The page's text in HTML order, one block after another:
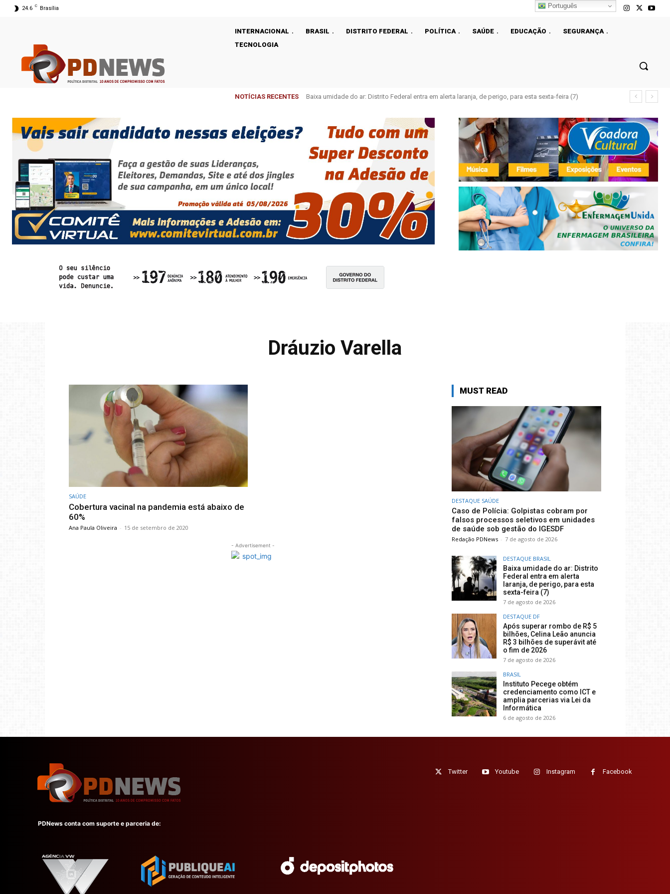
24.6 C Brasília
INTERNACIONAL BRASIL DISTRITO FEDERAL POLÍTICA SAÚDE EDUCAÇÃO
SEGURANÇA
TECNOLOGIA
NOTÍCIAS RECENTES Baixa umidade do ar: Distrito Federal entra em alerta laranja, de perigo, para esta sexta-feira (7)
Dráuzio Varella
SAÚDE
Cobertura vacinal na pandemia está abaixo de
60%
Ana Paula Oliveira - 15 de setembro de 2020
- Advertisement -
MUST READ
DESTAQUE SAÚDE
Caso de Polícia: Golpistas cobram por
falsos processos seletivos em unidades
de saúde sob gestão do IGESDF
Redação PDNews - 7 de agosto de 2026
DESTAQUE BRASIL
Baixa umidade do ar: Distrito
Federal entra em alerta
laranja, de perigo, para esta
sexta-feira (7)
7 de agosto de 2026
DESTAQUE DF
Após superar rombo de R$ 5
bilhões, Celina Leão anuncia
R$ 3 bilhões de superávit até
o fim de 2026
7 de agosto de 2026
BRASIL
Instituto Pecege obtém
credenciamento como ICT e
amplia parcerias via Lei da
Informática
6 de agosto de 2026
Twitter Youtube Instagram Facebook
PDNews conta com suporte e parceria de:
Português